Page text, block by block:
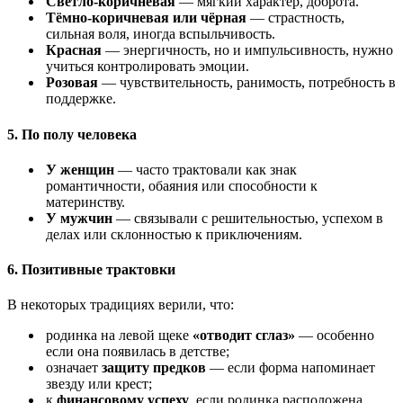
Тёмно‑коричневая или чёрная — страстность,
сильная воля, иногда вспыльчивость.
Красная — энергичность, но и импульсивность, нужно
учиться контролировать эмоции.
Розовая — чувствительность, ранимость, потребность в
поддержке.
5. По полу человека
У женщин — часто трактовали как знак
романтичности, обаяния или способности к
материнству.
У мужчин — связывали с решительностью, успехом в
делах или склонностью к приключениям.
6. Позитивные трактовки
В некоторых традициях верили, что:
родинка на левой щеке «отводит сглаз» — особенно
если она появилась в детстве;
означает защиту предков — если форма напоминает
звезду или крест;